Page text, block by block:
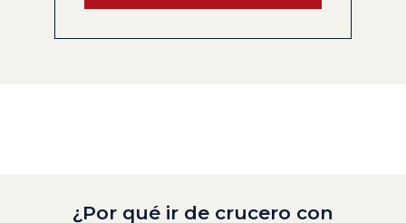
¿Por qué ir de crucero con